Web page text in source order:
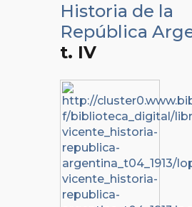
Historia de la
República
t. IV